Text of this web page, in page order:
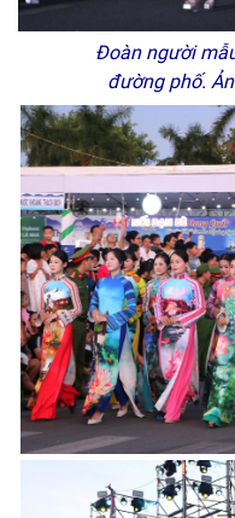
Đoàn người
đường phố.